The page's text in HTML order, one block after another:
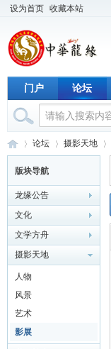
设为首页 收藏本站
门户 论坛
中
华
›
论坛
›
摄影天地
›
版块导航
龙缘公告
文化
文学方舟
摄影天地
人物
风景
艺术
影展